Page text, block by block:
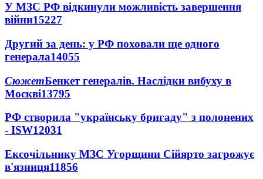
У МЗС РФ відкинули можливість завершення
війни15227
Другий за день: у РФ поховали ще одного
генерала14055
СюжетБенкет генералів. Наслідки вибуху в
Москві13795
РФ створила "українську бригаду" з полонених
- ISW12031
Ексочільнику МЗС Угорщини Сійярто загрожує
в'язниця11856